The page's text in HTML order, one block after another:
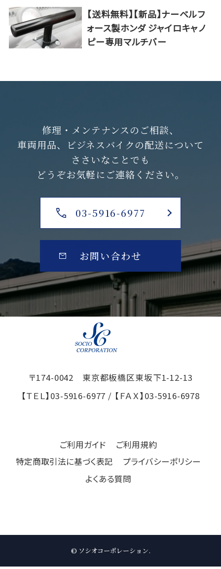
【送料無料】【新品】ナーベルフ
ォース製ホンダ ジャイロキャノ
ピー専用マルチバー
修理・メンテナンスのご相談、
車両用品、ビジネスバイクの配送について
ささいなことでも
どうぞお気軽にご連絡ください。
03-5916-6977
お問い合わせ
〒174-0042 東京都板橋区東坂下1-12-13
【ＴＥＬ】 03-5916-6977 / 【ＦＡＸ】 03-5916-6978
ご利用ガイド
ご利用規約
特定商取引法に基づく表記
プライバシーポリシー
よくある質問
© ソシオコーポレーション.